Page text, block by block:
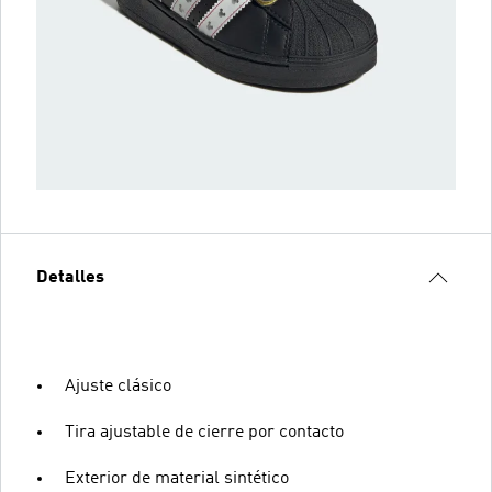
Detalles
Ajuste clásico
Tira ajustable de cierre por contacto
Exterior de material sintético